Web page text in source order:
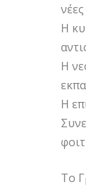
Η
Η
Η
Το